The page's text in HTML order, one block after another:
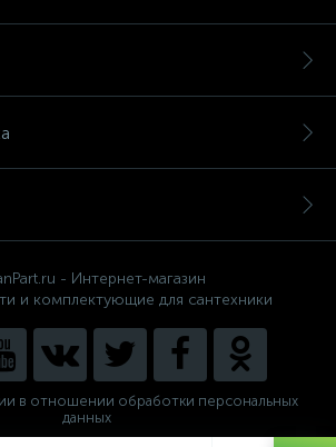
- Интернет-магазин
и комплектующие для сантехники
в отношении обработки персональных
данных